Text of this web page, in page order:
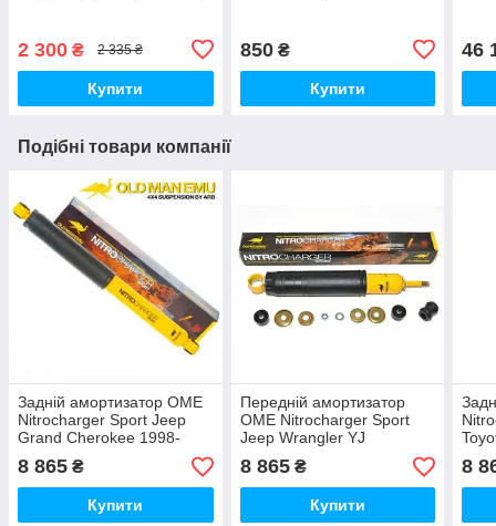
2 300 ₴ 2 335 ₴
Купити
850₴
Купити
46
Подібні товари компанії
Задній амортизатор OME
Nitrocharger Sport Jeep
Grand Cherokee 1998-
2005 (WJ / WG)
8 865 ₴
Купити
Передній амортизатор
OME Nitrocharger Sport
Jeep Wrangler YJ
8 865₴
Купити
8